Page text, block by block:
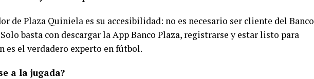
de Plaza Quiniela es su accesibilidad: no es necesario ser cliente del Banco
basta con descargar la App Banco Plaza, registrarse y estar listo para
es el verdadero experto en fútbol.
a la jugada?